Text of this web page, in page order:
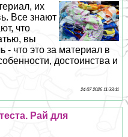
их
Все знают
что
вы
- что это за материал в
достоинства и
24 07 2026 11:33:11
Рай для